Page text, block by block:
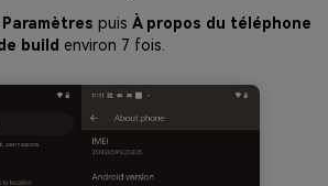
Paramètres puis À propos du téléphone
build environ 7 fois.